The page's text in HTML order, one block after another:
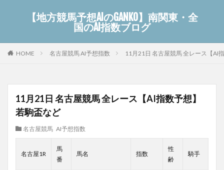
【地方競馬予想AIのGANKO】南関東・全
国のAI指数ブログ
HOME 名古屋競馬 AI予想指数 11月21日 名古屋競馬 全レース【AI
11月21日 名古屋競馬 全レース【AI指数予想】
若駒盃など
名古屋競馬 AI予想指数
名古屋1R
馬
番
馬名 指数
性
齢
騎手